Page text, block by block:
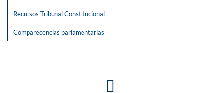
Recursos Tribunal Constitucional
Comparecencias parlamentarias